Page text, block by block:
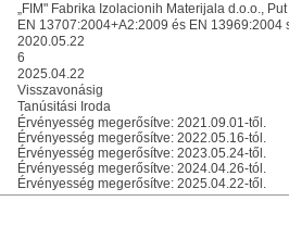
„FIM" Fabrika Izolacionih Materijala d.o.o.,
EN 13707:2004+A2:2009 és EN 13969:2004
2020.05.22
6
2025.04.22
Visszavonásig
Tanúsitási Iroda
Érvényesség megerősítve: 2021.09.01-től.
Érvényesség megerősítve: 2022.05.16-tól.
Érvényesség megerősítve: 2023.05.24-től.
Érvényesség megerősítve: 2024.04.26-tól.
Érvényesség megerősítve: 2025.04.22-től.